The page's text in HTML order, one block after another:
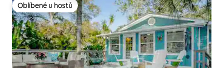
Oblíbené u hostů
Oblíbené u hostů